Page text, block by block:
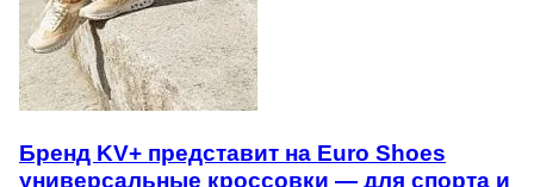
Бренд KV+ представит на Euro Shoes
универсальные кроссовки — для спорта и